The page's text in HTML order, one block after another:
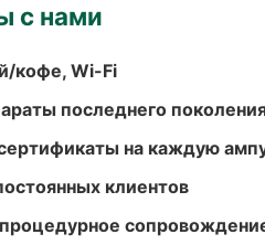
с нами
кофе, Wi-Fi
последнего
на каждую
клиентов